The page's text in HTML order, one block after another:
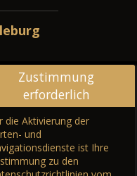
Service
Bad Berleburg
Zustimmung
erforderlich
die Aktivierung der
und
ist Ihre
zu den